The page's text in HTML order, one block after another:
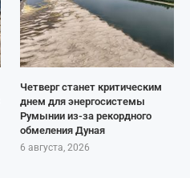
Четверг станет критическим
днем для энергосистемы
Румынии из-за рекордного
обмеления Дуная
6 августа, 2026